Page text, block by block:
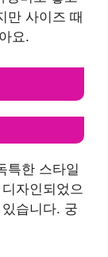
만 사이즈 때
요.
특한 스타일
자인되었으
습니다. 궁